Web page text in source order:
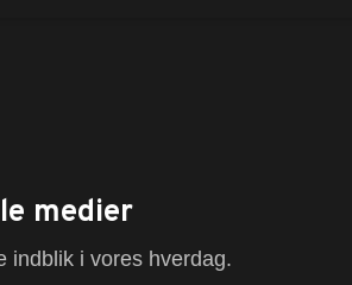
medier
indblik i vores hverdag.